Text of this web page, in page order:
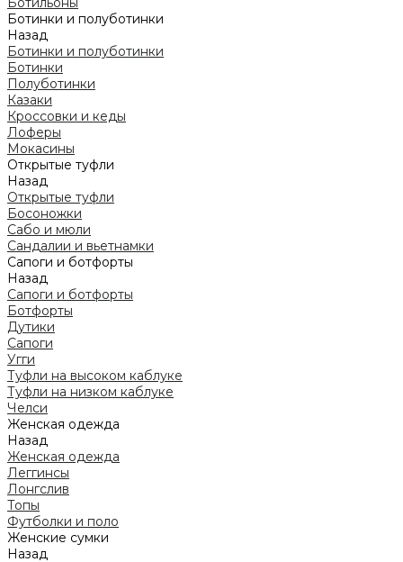
Ботинки и полуботинки
Назад
Ботинки и полуботинки
Ботинки
Полуботинки
Казаки
Кроссовки и кеды
Лоферы
Мокасины
Открытые туфли
Назад
Открытые туфли
Босоножки
Сабо и мюли
Сандалии и вьетнамки
Сапоги и ботфорты
Назад
Сапоги и ботфорты
Ботфорты
Дутики
Сапоги
Угги
Туфли на высоком каблуке
Туфли на низком каблуке
Челси
Женская одежда
Назад
Женская одежда
Леггинсы
Лонгслив
Топы
Футболки и поло
Женские сумки
Назад